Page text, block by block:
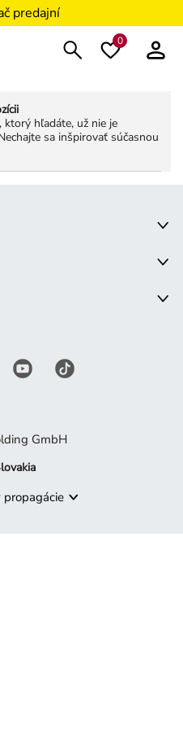
predajní
0
hľadáte, už nie je
sa inšpirovať súčasnou
GmbH